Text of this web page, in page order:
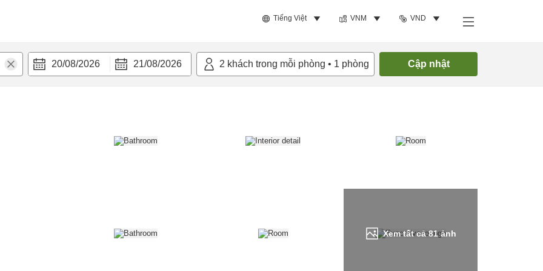
Tiếng Việt VNM VND
20/08/2026 21/08/2026 2 khách trong mỗi phòng • 1 phòng Cập nhật
Xem tất cả81ảnh
nghi Tìm phòng trống